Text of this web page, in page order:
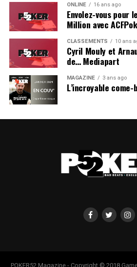
ONLINE 16 ans ago
Envolez-vous pour
Million avec
CLASSEMENTS 10 ans
Cyril Mouly et
de… Mediapart
MAGAZINE 3 ans ago
L’incroyable come-
POKER52 Magazine - Copyright © 2018